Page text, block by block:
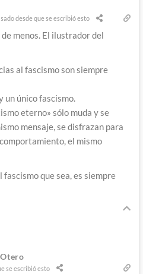
desde que se escribió esto
menos. El ilustrador del
al fascismo son siempre
un único fascismo.
eterno» sólo muda y se
mensaje, se disfrazan para
el mismo
que sea, es siempre
se escribió esto